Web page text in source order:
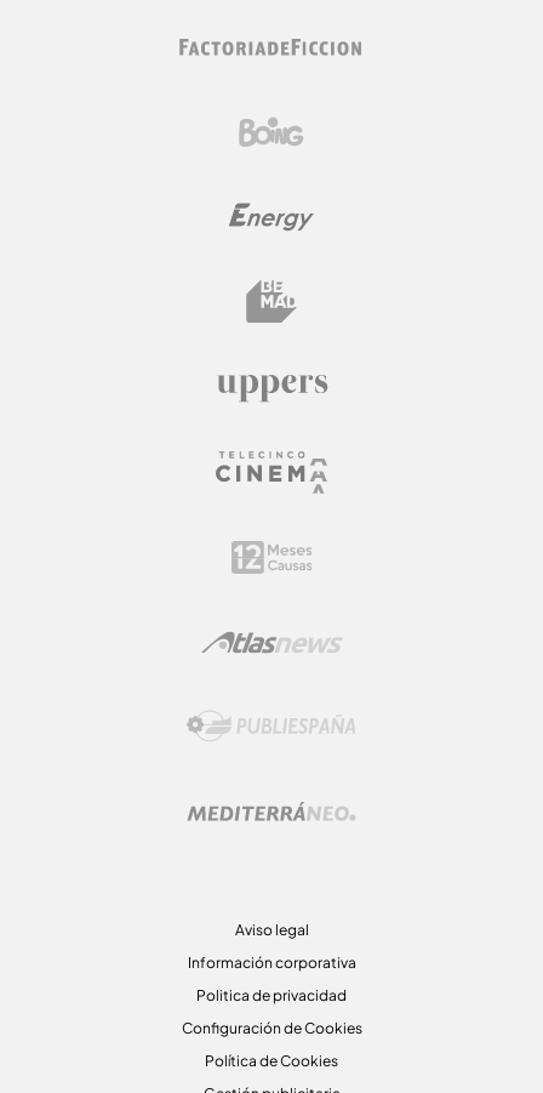
Aviso legal
Información corporativa
Politica de privacidad
Configuración de Cookies
Política de Cookies